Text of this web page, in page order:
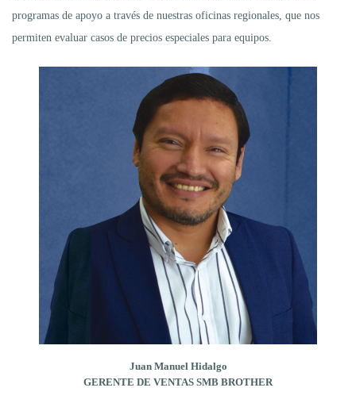
programas de apoyo a través de nuestras oficinas regionales, que nos
permiten evaluar casos de precios especiales para equipos.
Juan Manuel Hidalgo
GERENTE DE VENTAS SMB BROTHER